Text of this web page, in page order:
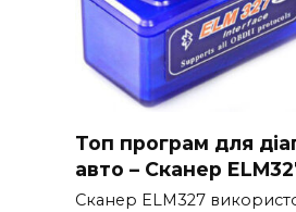
Топ програм для
авто – Сканер
Сканер ELM327